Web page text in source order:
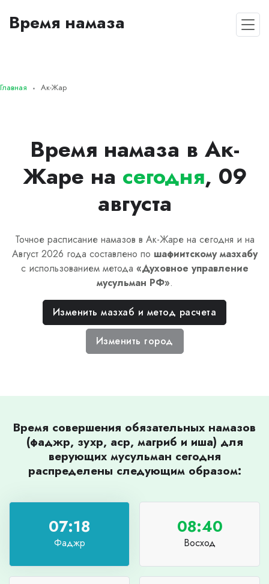
Время намаза
Главная Ак-Жар
Время намаза в Ак-
Жаре на сегодня, 09
августа
Точное расписание намазов в Ак-Жаре на сегодня и на
Август 2026 года составлено по шафиитскомумазхабу
с использованием метода «Духовное управление
мусульман РФ».
Изменить мазхаб и метод расчета
Изменить город
Время совершения обязательных намазов
(фаджр, зухр, аср, магриб и иша) для
верующих мусульман сегодня
распределены следующим образом:
07:18
Фаджр
08:40
Восход